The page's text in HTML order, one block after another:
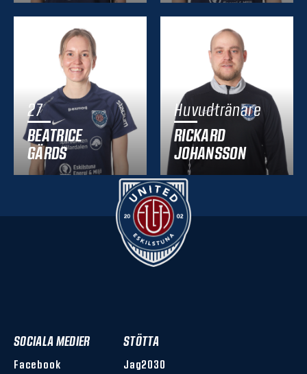
27
BEATRICE
GÄRDS
Huvudtränare
RICKARD
JOHANSSON
SOCIALA MEDIER
Facebook
STÖTTA
Jag2030